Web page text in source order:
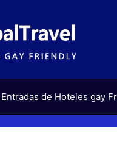
de Hoteles gay